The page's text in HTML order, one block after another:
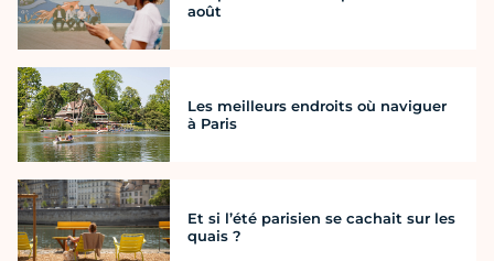
août
Les meilleurs endroits où naviguer
à Paris
Et si l’été parisien se cachait sur les
quais ?